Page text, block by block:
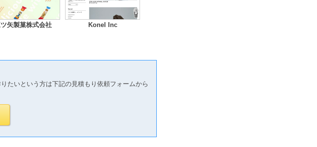
矢製菓株式会社 Konel Inc
たいという方は下記の見積もり依頼フォームから